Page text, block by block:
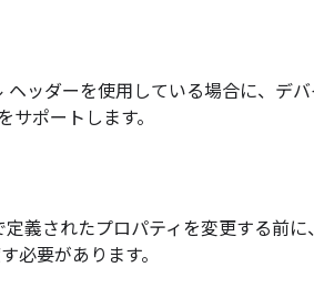
ッダーを使用している場合に、デバ
サポートします。
定義されたプロパティを変更する前に
必要があります。